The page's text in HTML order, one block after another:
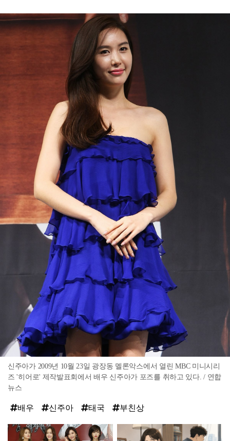
신주아가 2009년 10월 23일 광장동 멜론악스에서 열린 MBC 미니시리
즈 '히어로' 제작발표회에서 배우 신주아가 포즈를 취하고 있다. / 연합
뉴스
배우 신주아 태국 부친상
탑